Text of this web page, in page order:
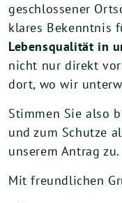
geschlossener
klares Bekenntnis
Lebensqualität in
nicht nur direkt
dort, wo wir
Stimmen Sie also
und zum Schutze
unserem Antrag zu.
Mit freundlichen